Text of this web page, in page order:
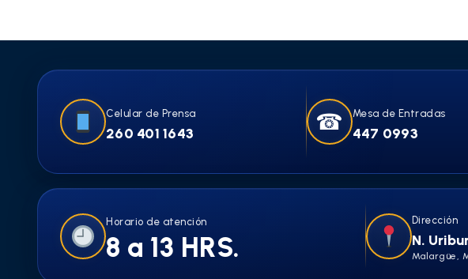
Celular de Prensa
260 401 1643 ☎ Mesa de Entradas
447 0993
Horario de atención
8 a 13 HRS.
Dirección
N.
Malargüe,